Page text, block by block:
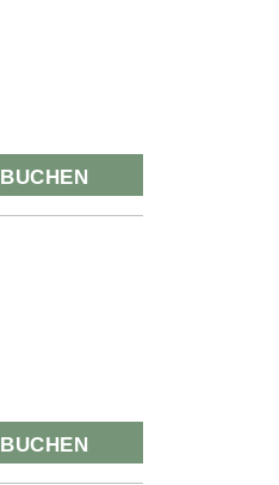
BUCHEN
BUCHEN